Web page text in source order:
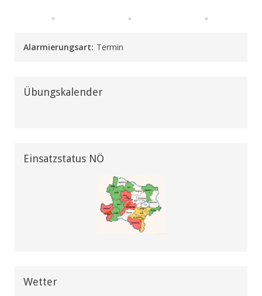
Alarmierungsart: Termin
Übungskalender
Einsatzstatus NÖ
Wetter